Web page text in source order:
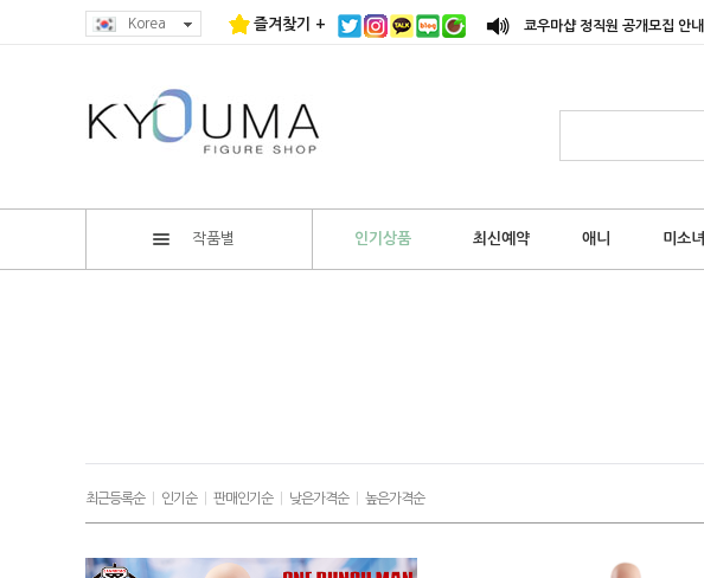
Korea 즐겨찾기 + 쿄우마샵 정직원 공개모집 안내
작품별 인기상품 최신예약 애니 미소녀
최근등록순| 인기순| 판매인기순| 낮은가격순| 높은가격순